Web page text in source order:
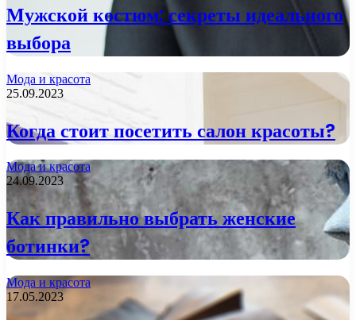
Мужской костюм: секреты идеального
выбора
Мода и красота
25.09.2023
Когда стоит посетить салон красоты?
Мода и красота
24.09.2023
Как правильно выбрать женские
ботинки?
Мода и красота
17.05.2023